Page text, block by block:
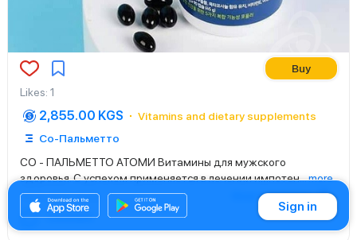
Buy
Likes: 1
2,855.00 KGS
Vitamins and dietary supplements
Со-Пальметто
СО - ПАЛЬМЕТТО АТОМИ Витамины для мужского
здоровья. С успехом применяется в лечении импотен...more
14.10.2021 16:52
Show translation
Comment
Sign in